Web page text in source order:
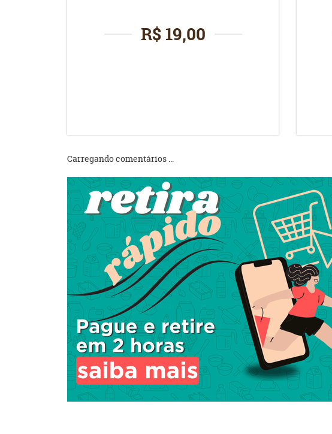
R$ 19,00
Carregando comentários ...